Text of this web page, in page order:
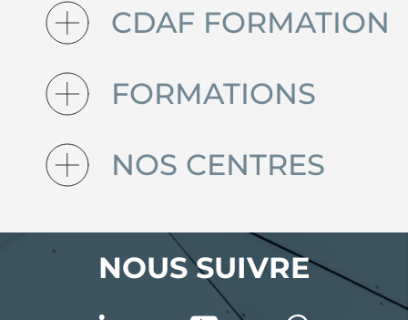
CDAF FORMATION
FORMATIONS
NOS CENTRES
NOUS SUIVRE